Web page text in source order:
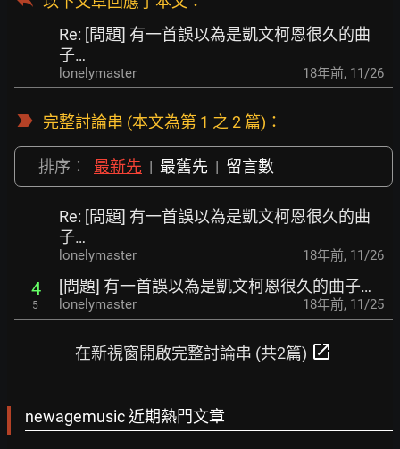
Re: [問題] 有一首誤以為是凱文柯恩很久的曲
子…
lonelymaster 18年前, 11/26
完整討論串 (本文為第 1 之 2 篇)：
排序： 最新先 | 最舊先 | 留言數
Re: [問題] 有一首誤以為是凱文柯恩很久的曲
子…
lonelymaster 18年前, 11/26
4
5
[問題] 有一首誤以為是凱文柯恩很久的曲子…
lonelymaster 18年前, 11/25
在新視窗開啟完整討論串 (共2篇) open_in_new
newagemusic 近期熱門文章